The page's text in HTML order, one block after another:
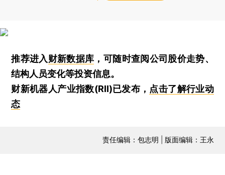
推荐进入财新数据库 ，可随时查阅公司股价走势、
结构人员变化等投资信息。
财新机器人产业指数(RII)已发布， 点击了解行业动
态
责任编辑：包志明 | 版面编辑：王永